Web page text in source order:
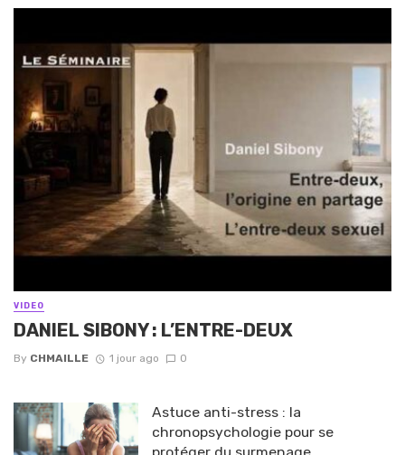
VIDEO
DANIEL SIBONY : L’ENTRE-DEUX
By CHMAILLE 1 jour ago 0
Astuce anti-stress : la
chronopsychologie pour se